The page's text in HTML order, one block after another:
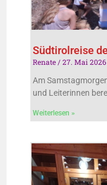
Südtirolreise
Renate 27. Mai
Am
und Leiterinnen
Weiterlesen »